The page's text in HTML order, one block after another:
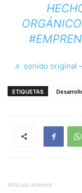
♬ sonido original
ETIQUETAS
Artículo anterior